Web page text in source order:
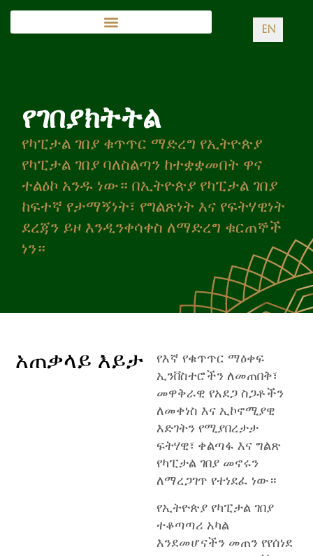
EN
የገበያክትትል
የካፒታል ገበያ ቁጥጥር ማድረግ የኢትዮጵያ
የካፒታል ገበያ ባለስልጣን ከተቋቋመበት ዋና
ተልዕኮ አንዱ ነው። በኢትዮጵያ የካፒታል ገበያ
ከፍተኛ የታማኝነት፣ የግልጽነት እና የፍትሃዊነት
ደረጃን ይዞ እንዲንቀሳቀስ ለማድረግ ቁርጠኞች
ነን።
አጠቃላይ እይታ
የእኛ የቁጥጥር ማዕቀፍ
ኢንቨስተሮችን ለመጠበቅ፣
መዋቅራዊ የአደጋ ስጋቶችን
ለመቀነስ እና ኢኮኖሚያዊ
እድገትን የሚያበረታታ
ፍትሃዊ፣ ቀልጣፋ እና ግልጽ
የካፒታል ገበያ መኖሩን
ለማረጋገጥ የተነደፈ ነው።
የኢትዮጵያ የካፒታል ገበያ
ተቆጣጣሪ አካል
እንደመሆናችን መጠን የየሰነደ